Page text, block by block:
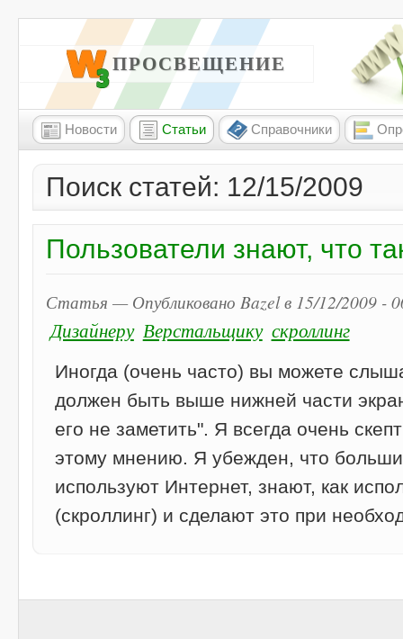
W3 ПРОСВЕЩЕНИЕ
Новости Статьи Справочники
Поиск статей: 12/15/2009
Пользователи знают, что
Статья — Опубликовано Bazel в 15/12/2009 -
Дизайнеру Верстальщику скроллинг
Иногда (очень часто) вы можете
должен быть выше нижней части
его не заметить". Я всегда очень
этому мнению. Я убежден, что
используют Интернет, знают, как
(скроллинг) и сделают это при